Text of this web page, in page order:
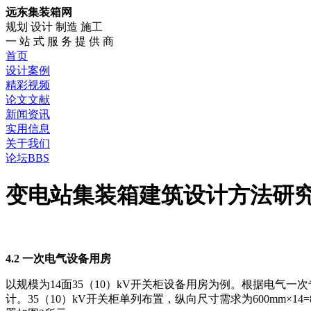
远东集装箱网
规划 设计 制造 施工
一 站 式 服 务 提 供 商
首页
设计案例
精彩视频
论文文献
新闻资讯
实用信息
关于我们
论坛BBS
变电站集装箱建筑设计方法研
4.2 一次电气设备用房
以规模为14面35（10）kV开关柜设备用房为例。根据电气一
计。35（10）kV开关柜单列布置，纵向尺寸需求为